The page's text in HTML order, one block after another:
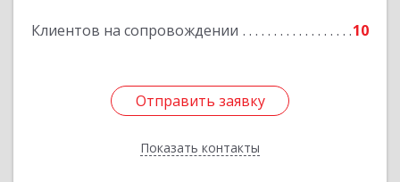
Клиентов на сопровождении 10
Отправить заявку
Показать контакты
Отправить заявку
Назад